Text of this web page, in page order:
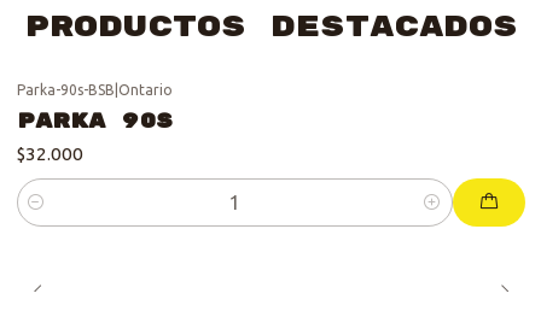
Productos Destacados
Parka-90s-BSB Ontario
Parka 90s
$32.000
Cantidad